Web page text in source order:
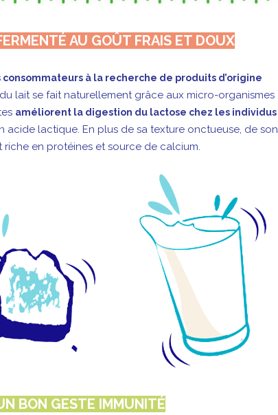
AU GOÛT FRAIS ET DOUX
à la recherche de produits d’origine
lait se fait naturellement grâce aux micro-organismes
améliorent la digestion du lactose chez les individus
lactique. En plus de sa texture onctueuse, de son
en protéines et source de calcium.
BON GESTE IMMUNITÉ